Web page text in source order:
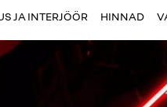
JA INTERJÖÖR HINNAD